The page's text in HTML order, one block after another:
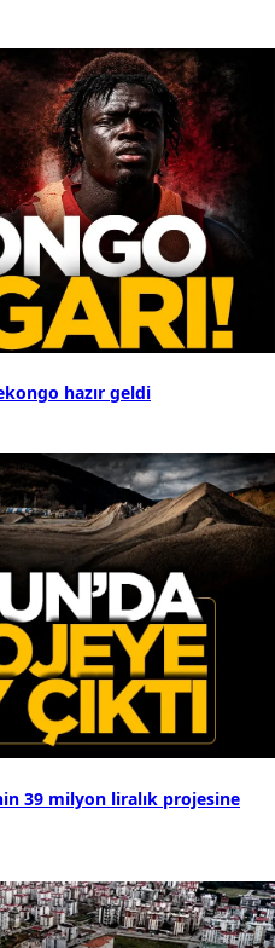
hazır geldi
39 milyon liralık projesine